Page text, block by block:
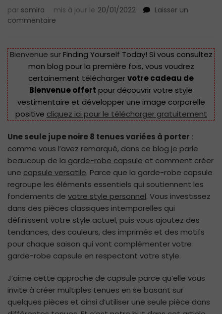
par samira mis à jour le 20/01/2022
Laisser un
commentaire
jupe
8
tenues
variées
à
porter
Bienvenue surFinding Yourself Today! Si vous consultez
mon blog pour la première fois, vous voudrez
certainement téléchargervotre cadeau de
Bienvenue offert pour découvrir votre style
vestimentaire et développer une image corporelle
positive cliquez ici pour le télécharger gratuitement
Une seule jupe noire 8 tenues variées à porter :
comme vous l’avez remarqué, dans ce blog je parle
beaucoup de la garde-robe capsule et comment créer
une capsule versatile. Parce que la garde-robe capsule
regroupe les éléments essentiels qui soutiennent les
fondements de votre style personnel. Vous investissez
dans des pièces classiques intemporelles qui
définissent votre style actuel, puis vous ajoutez des
tendances, des couleurs, des imprimés et des motifs
pour chaque saison qui vont complémenter votre
garde-robe capsule en respectant votre style.
J’aime cette approche de capsule parce qu’elle vous
invite à créer multiples tenues en se basant sur
quelques pièces et ainsi d’utiliser une seule pièce dans